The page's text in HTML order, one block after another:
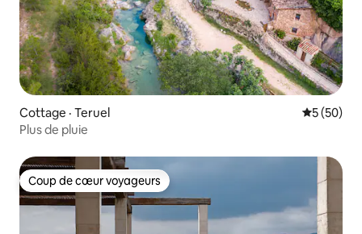
Cottage · Teruel Note
5 (50)
Plus de pluie
Coup de cœur voyageurs
Coup de cœur voyageurs